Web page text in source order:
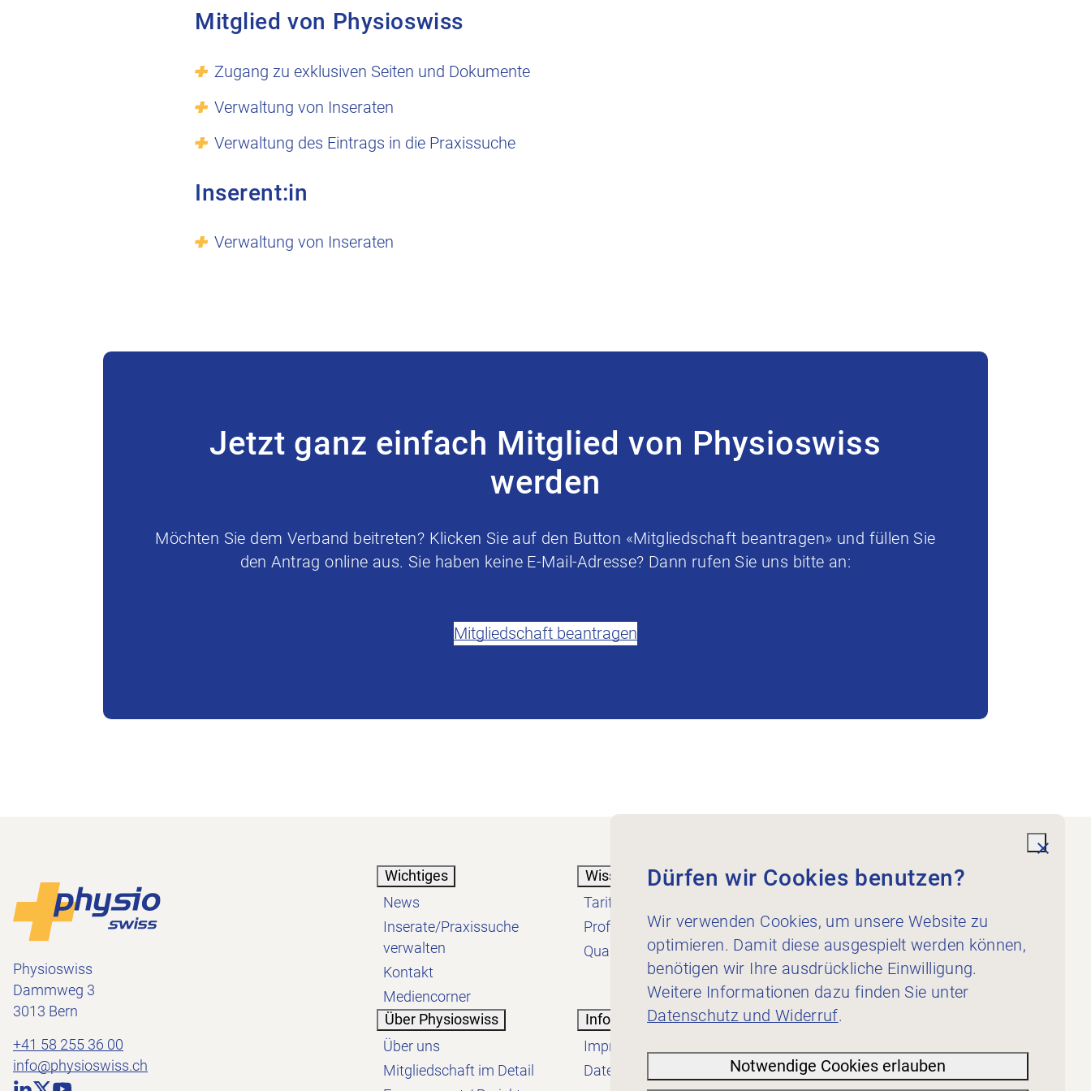
Mitglied von Physioswiss
Zugang zu exklusiven Seiten und Dokumente
Verwaltung von Inseraten
Verwaltung des Eintrags in die Praxissuche
Inserent:in
Verwaltung von Inseraten
Jetzt ganz einfach Mitglied von Physioswiss
werden
Möchten Sie dem Verband beitreten? Klicken Sie auf den Button «Mitgliedschaft beantragen» und füllen Sie
den Antrag online aus. Sie haben keine E-Mail-Adresse? Dann rufen Sie uns bitte an:
Mitgliedschaft beantragen
Footer
Physioswiss
Dammweg 3
3013 Bern
+41 58 255 36 00
info@physioswiss.ch
Wichtiges
News
Inserate/Praxissuche
verwalten
Kontakt
Mediencorner
Wissen
Tarif
Profession
Qualität
Dienstleistungen
Für Inserent:innen
Über Physioswiss
Über uns
Mitgliedschaft im Detail
Informatives
Impressum
Datenschutzerklärung
Dürfen wir Cookies benutzen?
Wir verwenden Cookies, um unsere Website zu
optimieren. Damit diese ausgespielt werden können,
benötigen wir Ihre ausdrückliche Einwilligung.
Weitere Informationen dazu finden Sie unter
Datenschutz und Widerruf.
Notwendige Cookies erlauben